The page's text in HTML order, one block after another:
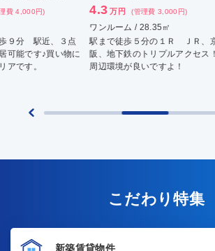
4.3 万円 (管理費 3,000円)
ワンルーム / 28.35㎡
駅まで徒歩５分の１Ｒ ＪＲ、京
阪、地下鉄のトリプルアクセス！
周辺環境が良いですよ！
家
6.5
3ＤＫ / 54.95㎡
羽束師エリア
礼金ナシ！ペ
こだわり特集
新築賃貸物件